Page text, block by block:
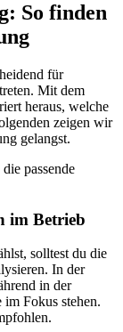
So finden
für
Mit dem
heraus, welche
zeigen wir
gelangst.
im Betrieb
solltest du die
In der
in der
Fokus stehen.